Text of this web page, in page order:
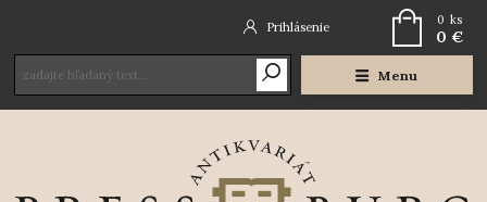
Menu
Prihlásenie 0 ks
0 €